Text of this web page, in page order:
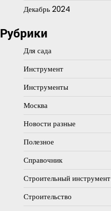
Декабрь 2024
Рубрики
Для сада
Инструмент
Инструменты
Москва
Новости разные
Полезное
Справочник
Строительный инструмент
Строительство